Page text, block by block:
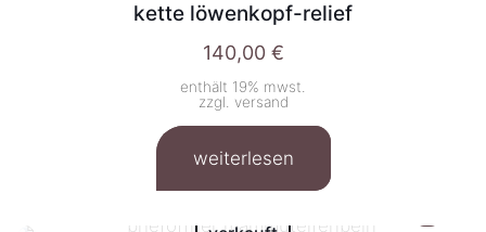
kette löwenkopf-relief
140,00 €
enthält 19% mwst.
zzgl. versand
weiterlesen